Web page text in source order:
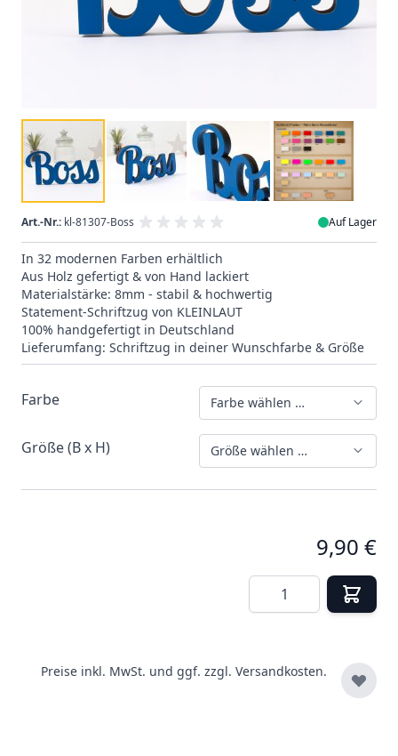
Art.-Nr.: kl-81307-Boss Auf Lager
In 32 modernen Farben erhältlich
Aus Holz gefertigt & von Hand lackiert
Materialstärke: 8mm - stabil & hochwertig
Statement-Schriftzug von KLEINLAUT
100% handgefertigt in Deutschland
Lieferumfang: Schriftzug in deiner Wunschfarbe & Größe
Farbe Farbe wählen …
Größe (B x H) Größe wählen …
9,90 €
Menge
Preise inkl. MwSt. und ggf. zzgl. Versandkosten.